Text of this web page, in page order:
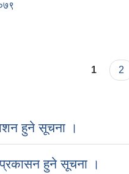
1 2
हुने सूचना ।
हुने सूचना ।